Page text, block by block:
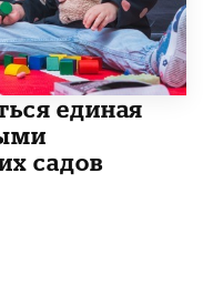
единая
садов